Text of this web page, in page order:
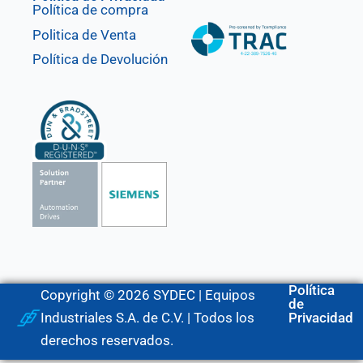
Política de compra
Politica de Venta
Política de Devolución
Copyright © 2026 SYDEC | Equipos
Industriales S.A. de C.V. | Todos los
derechos reservados.
Política
de
Privacidad